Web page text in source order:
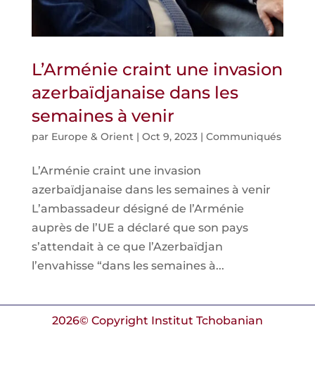
L’Arménie craint une invasion
azerbaïdjanaise dans les
semaines à venir
par Europe & Orient| Oct 9, 2023| Communiqués
L’Arménie craint une invasion
azerbaïdjanaise dans les semaines à venir
L’ambassadeur désigné de l’Arménie
auprès de l’UE a déclaré que son pays
s’attendait à ce que l’Azerbaïdjan
l’envahisse “dans les semaines à...
2026© Copyright Institut Tchobanian